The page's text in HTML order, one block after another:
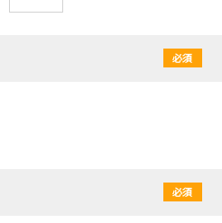
必須
必須